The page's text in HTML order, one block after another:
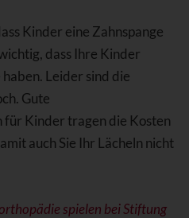
Kinder eine Zahnspange
dass Ihre Kinder
Leider sind die
Gute
Kinder tragen die Kosten
auch Sie Ihr Lächeln nicht
spielen bei Stiftung